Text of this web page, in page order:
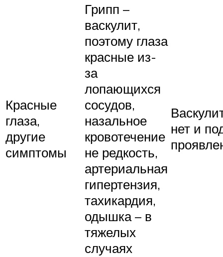
Красные
глаза,
другие
симптомы
Грипп –
васкулит,
поэтому глаза
красные из-
за
лопающихся
сосудов,
назальное
кровотечение
не редкость,
артериальная
гипертензия,
тахикардия,
одышка – в
тяжелых
случаях
нет и